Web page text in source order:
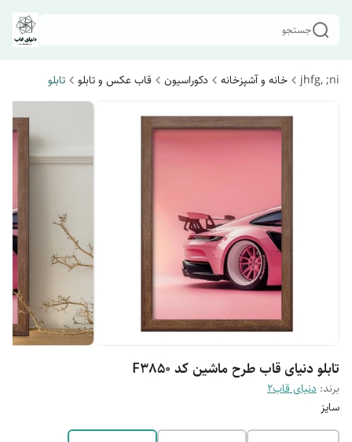
جستجو
jhfg, ;ni خانه و آشپزخانه دکوراسیون قاب عکس و تابلو تابلو
تابلو دنیای قاب طرح ماشین کد F3850
برند: دنیای قاب2
سایز